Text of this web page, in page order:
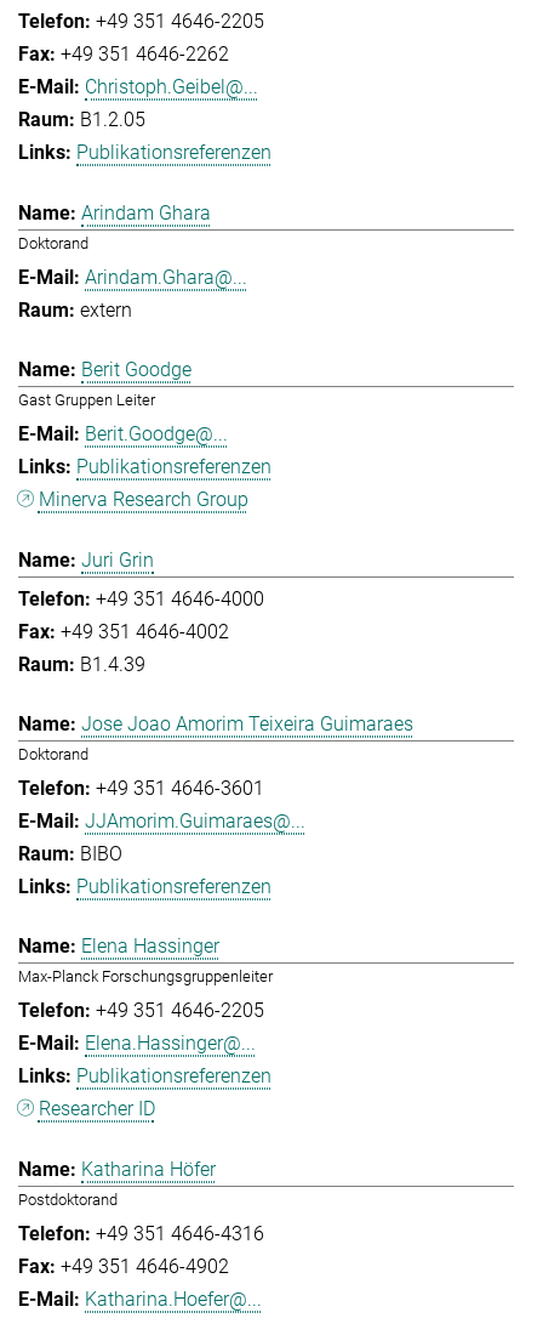
+49 351 4646-2205
+49 351 4646-2262
Christoph.Geibel@...
B1.2.05
Publikationsreferenzen
Arindam Ghara
Doktorand
Arindam.Ghara@...
extern
Berit Goodge
Gast Gruppen Leiter
Berit.Goodge@...
Publikationsreferenzen
Minerva Research Group
Juri Grin
+49 351 4646-4000
+49 351 4646-4002
B1.4.39
Jose Joao Amorim Teixeira Guimaraes
Doktorand
+49 351 4646-3601
JJAmorim.Guimaraes@...
BIBO
Publikationsreferenzen
Elena Hassinger
Max-Planck Forschungsgruppenleiter
+49 351 4646-2205
Elena.Hassinger@...
Publikationsreferenzen
Researcher ID
Katharina Höfer
Postdoktorand
+49 351 4646-4316
+49 351 4646-4902
Katharina.Hoefer@...